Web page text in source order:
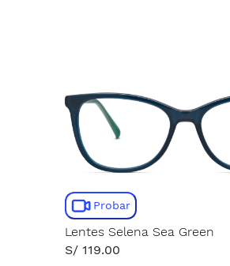
Probar
Lentes Selena Sea Green
S/ 119.00